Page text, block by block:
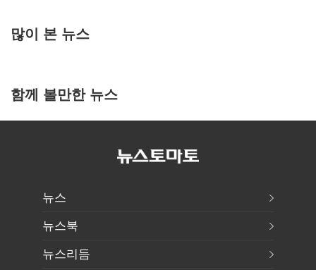
많이 본 뉴스
함께 볼만한 뉴스
뉴스
뉴스북
뉴스리듬